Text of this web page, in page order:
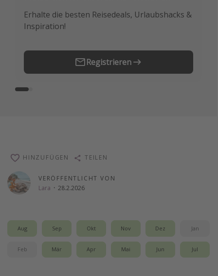
Travel Know How
Silvesterreisen
Last Minute Urlaub Deutschland
Erhalte die besten Reisedeals, Urlaubshacks &
Inspiration!
Registrieren
Buche die besten Reiseschnäppchen als
Erstes.
VERÖFFENTLICHT VON
Lara · 28.2.2026
HINZUFÜGEN TEILEN
Aug Sep Okt Nov Dez Jan
Feb Mär Apr Mai Jun Jul